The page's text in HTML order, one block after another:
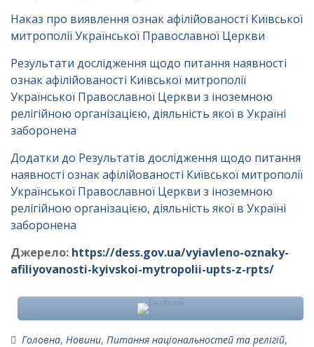
Наказ про виявлення ознак афілійованості Київської
митрополії Української Православної Церкви
Результати дослідження щодо питання наявності
ознак афілійованості Київської митрополії
Української Православної Церкви з іноземною
релігійною організацією, діяльність якої в Україні
заборонена
Додатки до Результатів дослідження щодо питання
наявності ознак афілійованості Київської митрополії
Української Православної Церкви з іноземною
релігійною організацією, діяльність якої в Україні
заборонена
Джерело: https://dess.gov.ua/vyiavleno-oznaky-
afiliyovanosti-kyivskoi-mytropolii-upts-z-rpts/
Головна, Новини, Питання національностей та релігій,